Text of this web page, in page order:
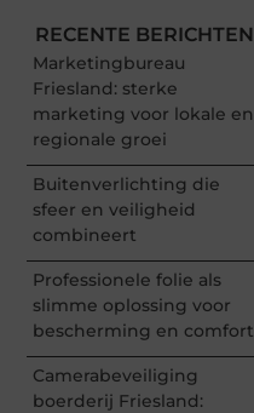
RECENTE BERICHTEN
Marketingbureau
Friesland: sterke
marketing voor lokale en
regionale groei
Buitenverlichting die
sfeer en veiligheid
combineert
Professionele folie als
slimme oplossing voor
bescherming en comfort
Camerabeveiliging
boerderij Friesland: